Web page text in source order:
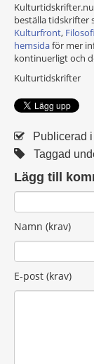
beställa tidskrifter
Kulturfront,
hemsidaför mer
kontinuerligt och
Kulturtidskrifter
Publicerad i
Taggad
Lägg till
Namn (krav)
E-post (krav)